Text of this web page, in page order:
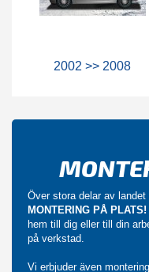
2002 >> 2008
Över stora delar av
MONTERING PÅ PLATS!
hem till dig eller till din
på verkstad.
Vi erbjuder även